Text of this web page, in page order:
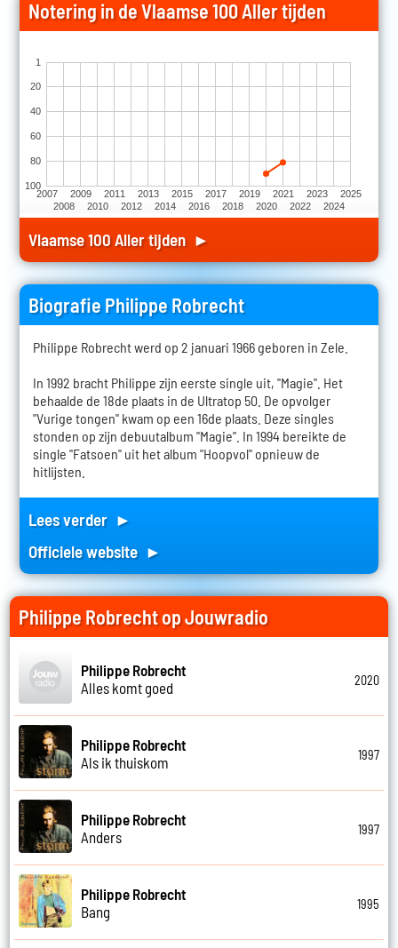
Notering in de Vlaamse 100 Aller tijden
2007
2008
2009
2010
2011
2012
2013
2014
2015
2016
2017
2018
2019
2020
2021
2022
2023
2024
2025
1
20
40
60
80
100
Vlaamse 100 Aller tijden ►
Biografie Philippe Robrecht
Philippe Robrecht werd op 2 januari 1966 geboren in Zele.
In 1992 bracht Philippe zijn eerste single uit, "Magie". Het
behaalde de 18de plaats in de Ultratop 50. De opvolger
"Vurige tongen" kwam op een 16de plaats. Deze singles
stonden op zijn debuutalbum "Magie". In 1994 bereikte de
single "Fatsoen" uit het album "Hoopvol" opnieuw de
hitlijsten.
Lees verder ►
Officiele website ►
Philippe Robrecht op Jouwradio
Philippe Robrecht
Alles komt goed
2020
Philippe Robrecht
Als ik thuiskom
1997
Philippe Robrecht
Anders
1997
Philippe Robrecht
Bang
1995